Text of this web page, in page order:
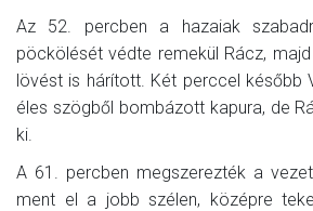
Az 52. percben a hazaiak
pöckölését védte remekül Rácz,
lövést is hárított. Két perccel később
éles szögből bombázott kapura, de
ki.
A 61. percben megszerezték a
ment el a jobb szélen, középre